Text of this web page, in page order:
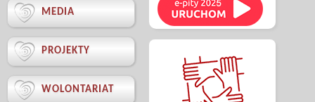
 MEDIA
 PROJEKTY
 WOLONTARIAT